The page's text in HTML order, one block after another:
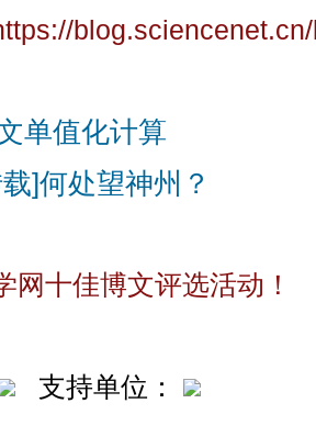
单值化计算
]何处望神州？
网十佳博文评选活动！
支持单位：